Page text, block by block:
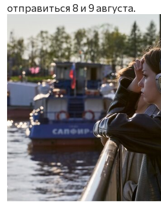
отправиться 8 и 9 августа.